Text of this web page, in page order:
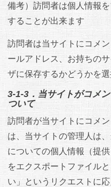
備考）訪問者は個人情報
することが出来ます
訪問者は当サイトにコメ
ールアドレス、お持ちの
ザに保存するかどうかを選
3-1-3．当サイトがコメ
ついて
訪問者が当サイトにコメ
は、当サイトの管理人は
についての個人情報（提
をエクスポートファイル
い」というリクエストに